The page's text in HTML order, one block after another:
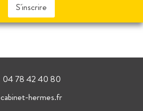
S'inscrire
04 78 42 40 80
cabinet-hermes.fr